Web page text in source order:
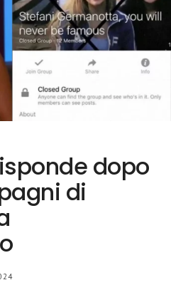
dopo
di